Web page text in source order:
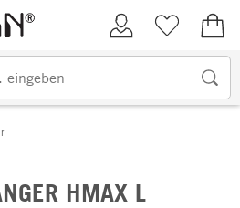
Kundenkonto
Merkliste
HMAX L